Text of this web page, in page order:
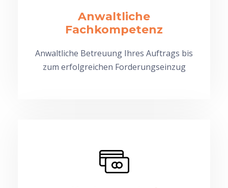
Anwaltliche
Fachkompetenz
Anwaltliche Betreuung Ihres Auftrags bis
zum erfolgreichen Forderungseinzug